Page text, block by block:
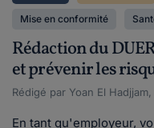
Mise en conformité
Rédaction du
et prévenir les
Rédigé par Yoan El
En tant qu'employeur,